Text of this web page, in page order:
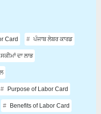
Card ਪੰਜਾਬ ਲੇਬਰ ਕਾਰਡ
ਦਾ ਲਾਭ
Purpose of Labor Card
Benefits of Labor Card